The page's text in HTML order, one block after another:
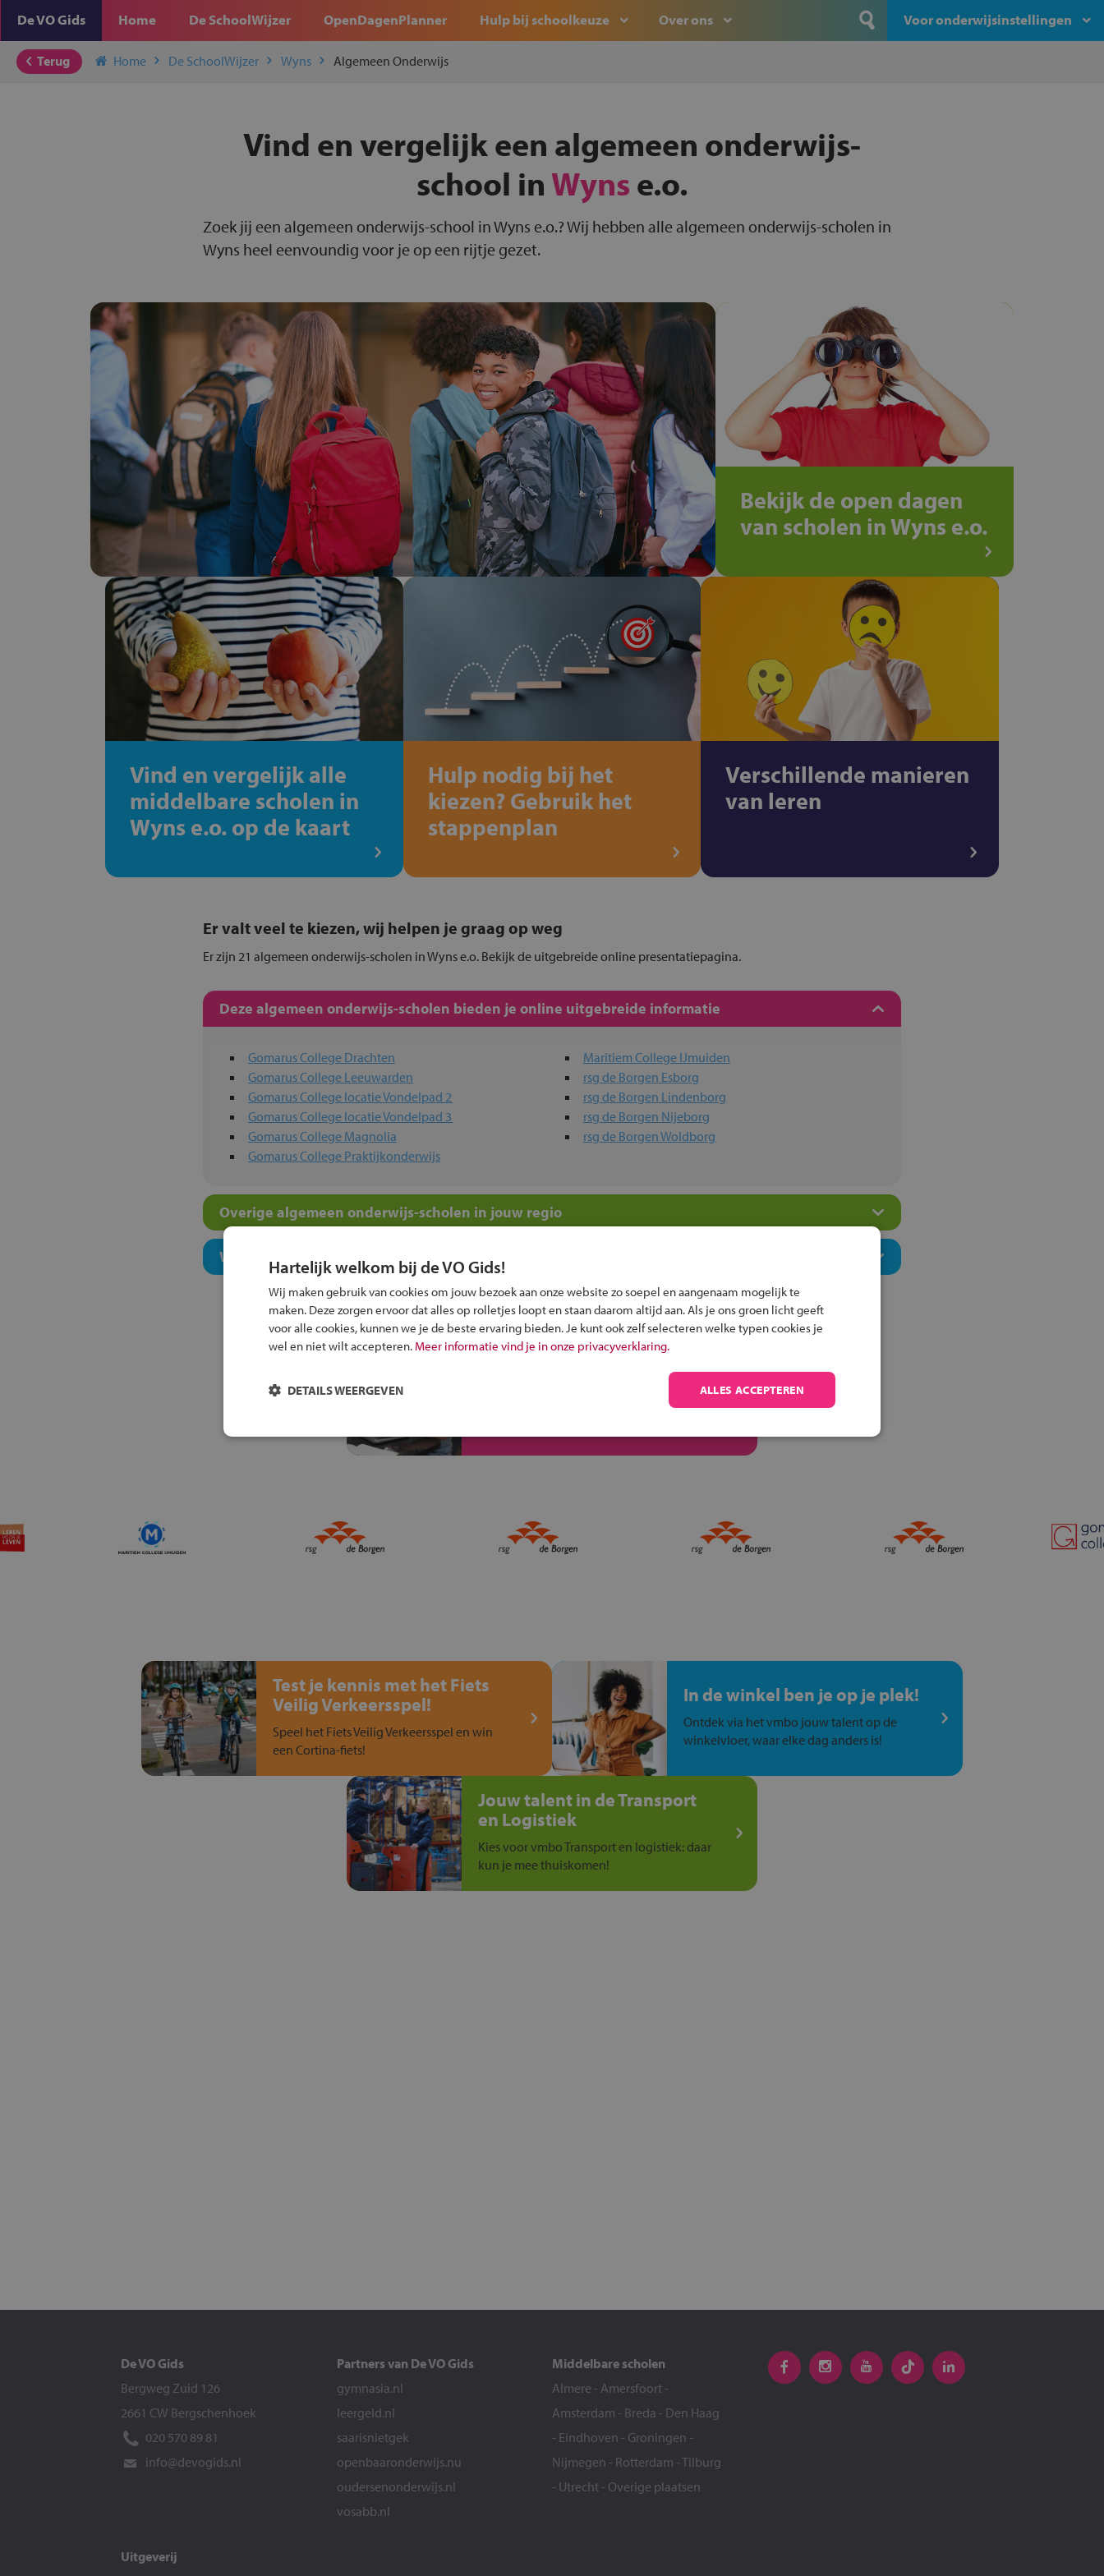
De VO Gids Home De SchoolWijzer OpenDagenPlanner Hulp bij schoolkeuze Over ons Voor onderwijsinstellingen
Terug Home De SchoolWijzer Wyns Algemeen Onderwijs
Vind en vergelijk een algemeen onderwijs-
school inWynse.o.
Zoek jij een algemeen onderwijs-school in Wyns e.o.? Wij hebben alle algemeen onderwijs-scholen in
Wyns heel eenvoundig voor je op een rijtje gezet.
Bekijk de open dagen
van scholen in Wyns e.o.
Vind en vergelijk alle
middelbare scholen in
Wyns e.o. op de kaart
Hulp nodig bij het
kiezen? Gebruik het
stappenplan
Verschillende manieren
van leren
Er valt veel te kiezen, wij helpen je graag op weg
Er zijn 21 algemeen onderwijs-scholen in Wyns e.o. Bekijk de uitgebreide online presentatiepagina.
Deze algemeen onderwijs-scholen bieden je online uitgebreide informatie
Gomarus College Drachten
Gomarus College Leeuwarden
Gomarus College locatie Vondelpad 2
Gomarus College locatie Vondelpad 3
Gomarus College Magnolia
Gomarus College Praktijkonderwijs
Maritiem College IJmuiden
rsg de Borgen Esborg
rsg de Borgen Lindenborg
rsg de Borgen Nijeborg
rsg de Borgen Woldborg
Overige algemeen onderwijs-scholen in jouw regio
Welk niveau past bij jou?
Alle informatie om je kind aan te melden bij
Test je kennis met het Fiets
Veilig Verkeersspel!
Speel het Fiets Veilig Verkeersspel en win
een Cortina-fiets!
In de winkel ben je op je plek!
Ontdek via het vmbo jouw talent op de
winkelvloer, waar elke dag anders is!
Jouw talent in de Transport
en Logistiek
Kies voor vmbo Transport en logistiek: daar
kun je mee thuiskomen!
De VO Gids
Bergweg Zuid 126
2661 CW Bergschenhoek
020 570 89 81
info@devogids.nl
Partners van De VO Gids
gymnasia.nl
leergeld.nl
saarisnietgek
openbaaronderwijs.nu
oudersenonderwijs.nl
vosabb.nl
Middelbare scholen
Almere - Amersfoort -
Amsterdam - Breda - Den Haag
- Eindhoven - Groningen -
Nijmegen - Rotterdam -Tilburg
- Utrecht - Overige plaatsen
Uitgeverij
Hartelijk welkom bij de VO Gids!
Wij maken gebruik van cookies om jouw bezoek aan onze website zo soepel en aangenaam mogelijk te
maken. Deze zorgen ervoor dat alles op rolletjes loopt en staan daarom altijd aan. Als je ons groen licht geeft
voor alle cookies, kunnen we je de beste ervaring bieden. Je kunt ook zelf selecteren welke typen cookies je
wel en niet wilt accepteren. Meer informatie vind je in onze privacyverklaring.
ALLES ACCEPTEREN
DETAILS WEERGEVEN